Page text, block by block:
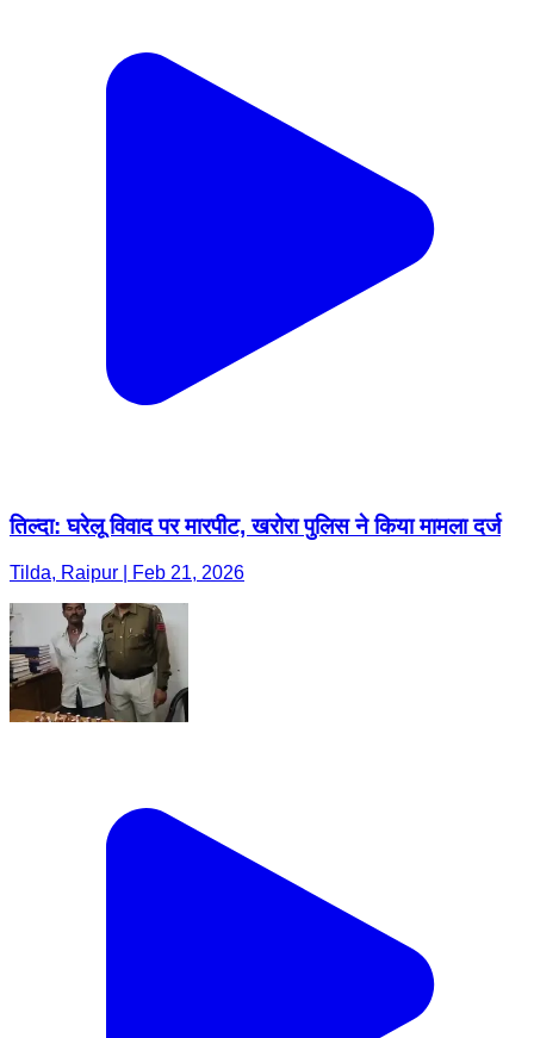
तिल्दा: घरेलू विवाद पर मारपीट, खरोरा पुलिस ने किया मामला दर्ज
Tilda, Raipur | Feb 21, 2026